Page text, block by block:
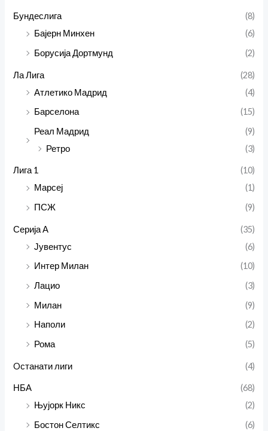
Бундеслига
(8)
Бајерн Минхен
(6)
Борусија Дортмунд
(2)
Ла Лига
(28)
Атлетико Мадрид
(4)
Барселона
(15)
Реал Мадрид
(9)
Ретро
(3)
Лига 1
(10)
Марсеј
(1)
ПСЖ
(9)
Серија А
(35)
Јувентус
(6)
Интер Милан
(10)
Лацио
(3)
Милан
(9)
Наполи
(2)
Рома
(5)
Oстанати лиги (4)
НБА
(68)
Њујорк Никс
(2)
Бостон Селтикс
(6)